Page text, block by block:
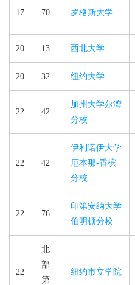
17 70 罗格斯大学
20 13 西北大学
20 32 纽约大学
22 42
加州大学尔湾
分校
22 42
伊利诺伊大学
厄本那-香槟
分校
22 76
印第安纳大学
伯明顿分校
22
北
部
第
纽约市立学院